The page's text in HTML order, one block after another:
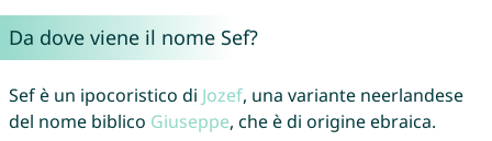
Da dove viene il nome Sef?
Sef è un ipocoristico di Jozef, una variante neerlandese
del nome biblico Giuseppe, che è di origine ebraica.